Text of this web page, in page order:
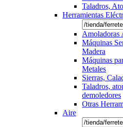
Taladros,
Herramientas
Amoladoras
Máquinas
Madera
Máquinas
Metales
Sierras,
Taladros,
demoledores
Otras
Aire